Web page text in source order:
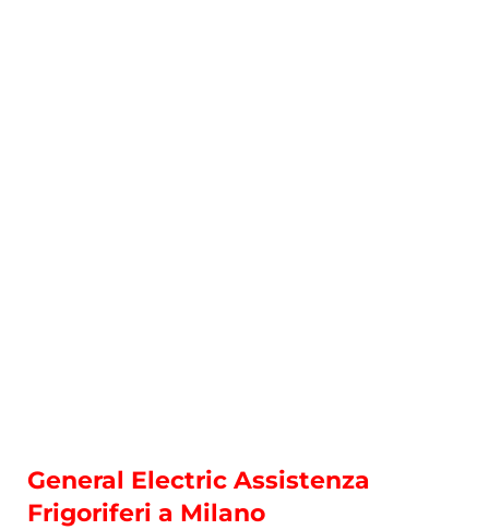
General Electric Assistenza
Frigoriferi a Milano